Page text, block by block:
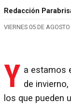
Redacción
VIERNES 05 DE
Y a estamos
de
los que pueden